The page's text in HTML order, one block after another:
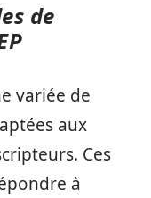
de
variée de
aux
Ces
à